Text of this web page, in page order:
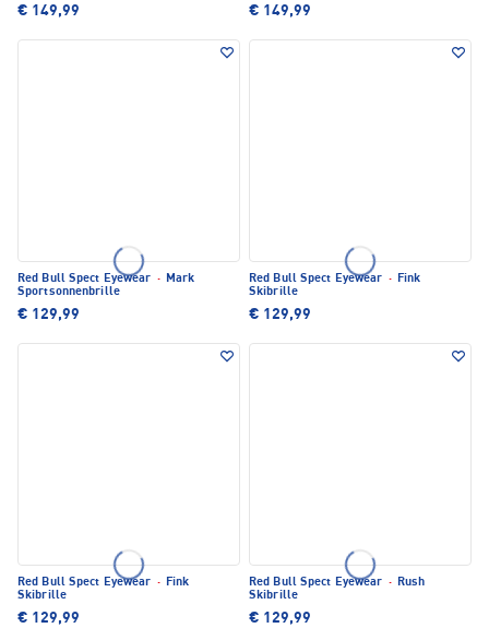
€ 149,99 € 149,99
Red Bull Spect Eyewear · Mark
Sportsonnenbrille
€ 129,99
Red Bull Spect Eyewear · Fink
Skibrille
€ 129,99
Red Bull Spect Eyewear · Fink
Skibrille
€ 129,99
Red Bull Spect Eyewear · Rush
Skibrille
€ 129,99